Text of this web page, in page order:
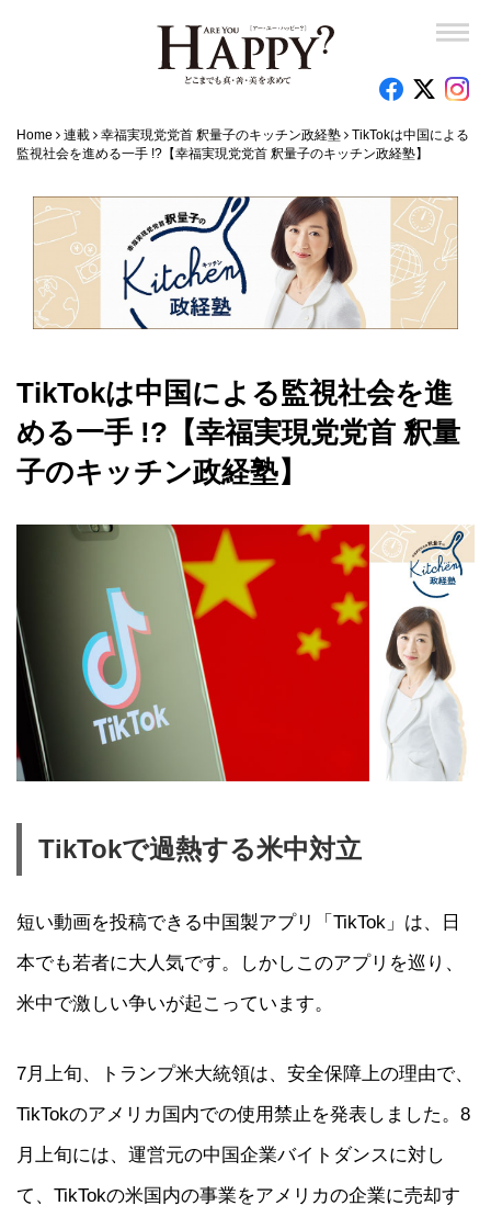
Home 連載 幸福実現党党首 釈量子のキッチン政経塾
TikTokは中国による
監視社会を進める一手 !?【幸福実現党党首 釈量子のキッチン政経塾】
TikTokは中国による監視社会を進
める一手 !?【幸福実現党党首 釈量
子のキッチン政経塾】
TikTokで過熱する米中対立
短い動画を投稿できる中国製アプリ「TikTok」は、日
本でも若者に大人気です。しかしこのアプリを巡り、
米中で激しい争いが起こっています。
7月上旬、トランプ米大統領は、安全保障上の理由で、
TikTokのアメリカ国内での使用禁止を発表しました。8
月上旬には、運営元の中国企業バイトダンスに対し
て、TikTokの米国内の事業をアメリカの企業に売却す